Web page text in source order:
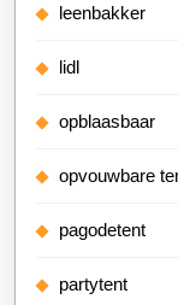
leenbakker
lidl
opblaasbaar
opvouwbare
pagodetent
partytent